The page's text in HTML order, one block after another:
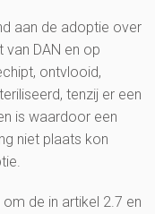
aan de adoptie over
van DAN en op
ontvlooid,
tenzij er een
is waardoor een
niet plaats kon
de in artikel 2.7 en